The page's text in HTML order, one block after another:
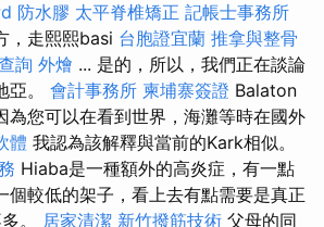
防水膠 太平脊椎矯正 記帳士事務所
，走熙熙basi 台胞證宜蘭 推拿與整骨
詢 外燴 ... 是的，所以，我們正在談論
亞。 會計事務所 柬埔寨簽證 Balaton
為您可以在看到世界，海灘等時在國外
體 我認為該解釋與當前的Kark相似。
Hiaba是一種額外的高炎症，有一點
個較低的架子，看上去有點需要是真正
。 居家清潔 新竹撥筋技術 父母的同